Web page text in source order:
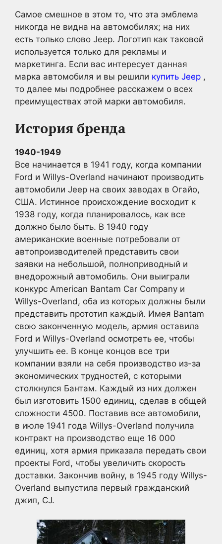
Самое смешное в этом то, что эта эмблема
никогда не видна на автомобилях; на них
есть только слово Jeep. Логотип как таковой
используется только для рекламы и
маркетинга. Если вас интересует данная
марка автомобиля и вы решили купить Jeep ,
то далее мы подробнее расскажем о всех
преимуществах этой марки автомобиля.
История бренда
1940-1949
Все начинается в 1941 году, когда компании
Ford и Willys-Overland начинают производить
автомобили Jeep на своих заводах в Огайо,
США. Истинное происхождение восходит к
1938 году, когда планировалось, как все
должно было быть. В 1940 году
американские военные потребовали от
автопроизводителей представить свои
заявки на небольшой, полноприводный и
внедорожный автомобиль. Они выиграли
конкурс American Bantam Car Company и
Willys-Overland, оба из которых должны были
представить прототип каждый. Имея Bantam
свою законченную модель, армия оставила
Ford и Willys-Overland осмотреть ее, чтобы
улучшить ее. В конце концов все три
компании взяли на себя производство из-за
экономических трудностей, с которыми
столкнулся Бантам. Каждый из них должен
был изготовить 1500 единиц, сделав в общей
сложности 4500. Поставив все автомобили,
в июле 1941 года Willys-Overland получила
контракт на производство еще 16 000
единиц, хотя армия приказала передать свои
проекты Ford, чтобы увеличить скорость
доставки. Закончив войну, в 1945 году Willys-
Overland выпустила первый гражданский
джип, CJ.